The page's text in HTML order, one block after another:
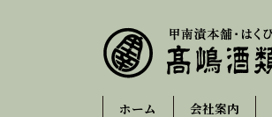
ホーム 会社案内